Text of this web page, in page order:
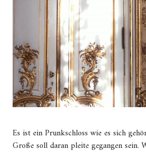
Es ist ein Prunkschloss wie es sich
Große soll daran pleite gegangen sein.